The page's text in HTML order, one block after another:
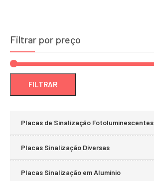
Filtrar por preço
FILTRAR
Placas de Sinalização Fotoluminescentes
Placas Sinalização Diversas
Placas Sinalização em Alumínio